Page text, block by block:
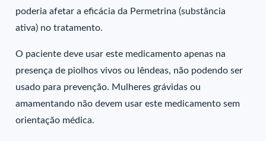
poderia afetar a eficácia da Permetrina (substância
ativa) no tratamento.
O paciente deve usar este medicamento apenas na
presença de piolhos vivos ou lêndeas, não podendo ser
usado para prevenção. Mulheres grávidas ou
amamentando não devem usar este medicamento sem
orientação médica.